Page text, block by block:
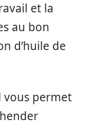
et la
au bon
d’huile de
vous permet